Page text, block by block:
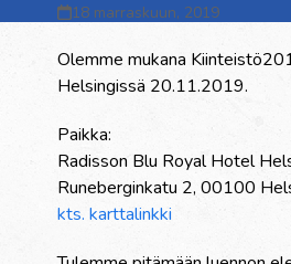
18 marraskuun, 2019
Olemme mukana
Helsingissä 20.11.2019.
Paikka:
Radisson Blu Royal Hotel
Runeberginkatu 2, 00100
kts. karttalinkki